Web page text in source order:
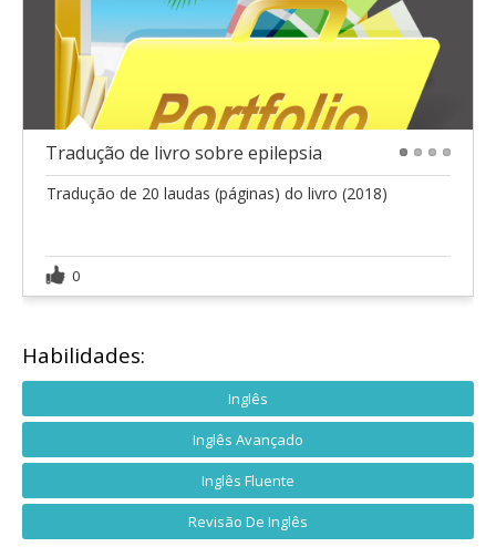
Tradução de livro sobre epilepsia
Tradução de 20 laudas (páginas) do livro (2018)
0
Habilidades:
Inglês
Inglês Avançado
Inglês Fluente
Revisão De Inglês